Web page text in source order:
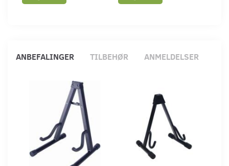
ANBEFALINGER TILBEHØR ANMELDELSER